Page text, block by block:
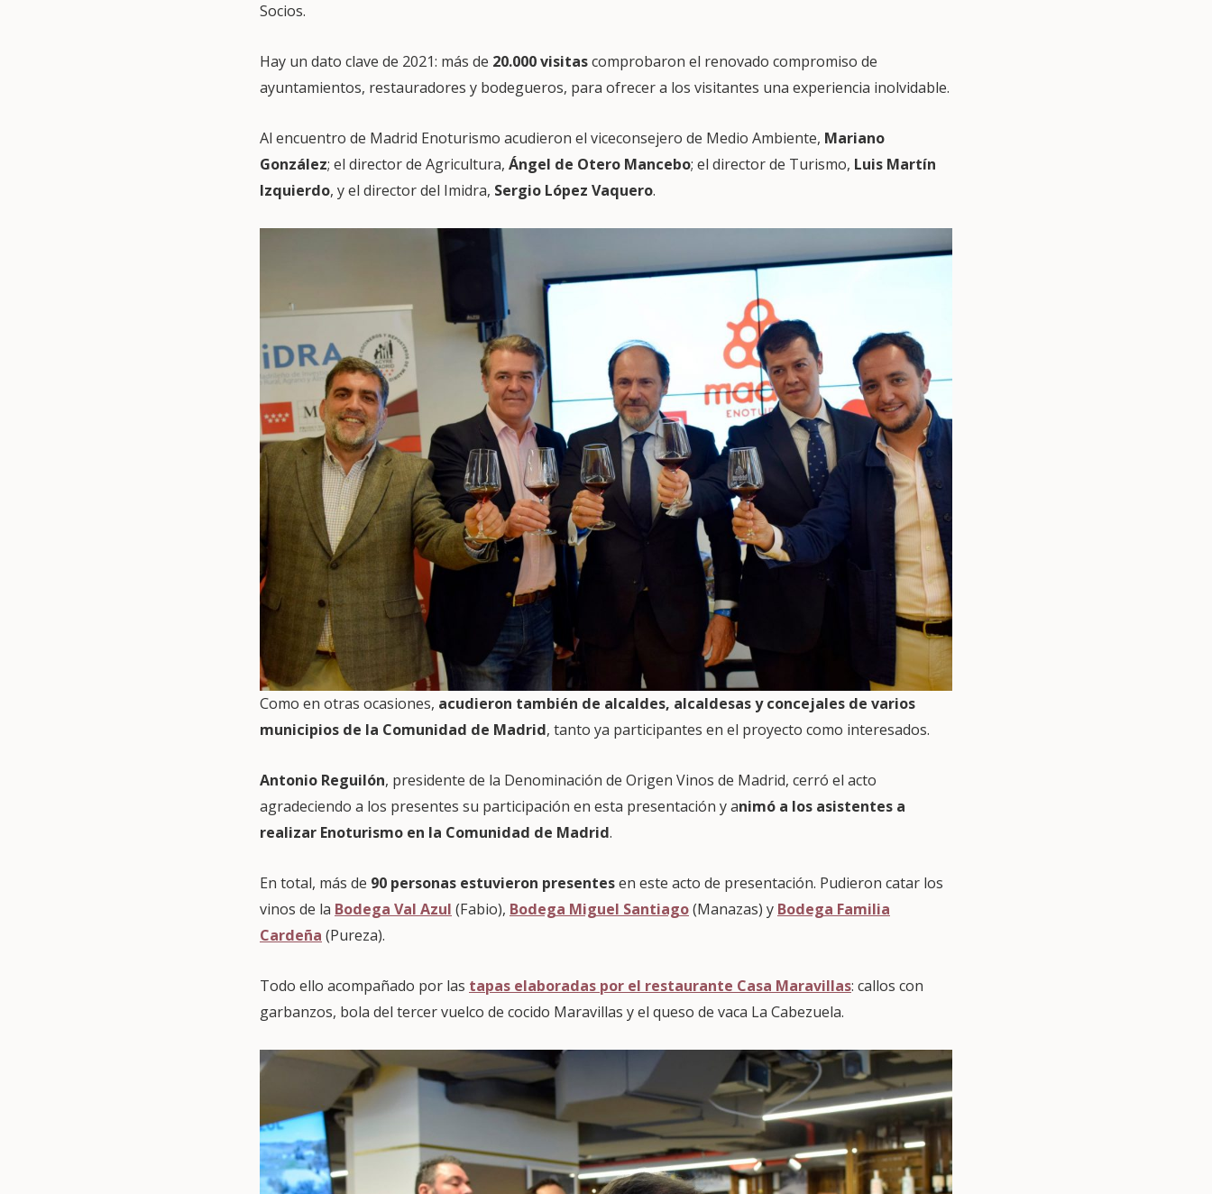
Socios.
Hay un dato clave de 2021: más de 20.000 visitascomprobaron el renovado compromiso de
ayuntamientos, restauradores y bodegueros, para ofrecer a los visitantes una experiencia inolvidable.
Al encuentro de Madrid Enoturismo acudieron el viceconsejero de Medio Ambiente, Mariano
González; el director de Agricultura, Ángel de Otero Mancebo; el director de Turismo, Luis Martín
Izquierdo, y el director del Imidra, Sergio López Vaquero.
Como en otras ocasiones, acudieron también de alcaldes, alcaldesas y concejales de varios
municipios de la Comunidad de Madrid, tanto ya participantes en el proyecto como interesados.
Antonio Reguilón, presidente de la Denominación de Origen Vinos de Madrid, cerró el acto
agradeciendo a los presentes su participación en esta presentación y animó a los asistentes a
realizar Enoturismo en la Comunidad de Madrid.
En total, más de 90 personas estuvieron presentesen este acto de presentación. Pudieron catar los
vinos de la Bodega Val Azul (Fabio), Bodega Miguel Santiago(Manazas) y Bodega Familia
Cardeña (Pureza).
Todo ello acompañado por las tapas elaboradas por el restaurante Casa Maravillas: callos con
garbanzos, bola del tercer vuelco de cocido Maravillas y el queso de vaca La Cabezuela.